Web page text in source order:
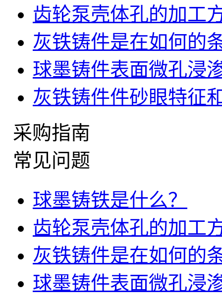
齿轮泵壳体孔的加工
灰铁铸件是在如何的
球墨铸件表面微孔浸
灰铁铸件件砂眼特征
采购指南
常见问题
球墨铸铁是什么？
齿轮泵壳体孔的加工
灰铁铸件是在如何的
球墨铸件表面微孔浸